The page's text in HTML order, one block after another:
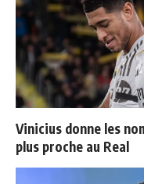
Vinicius donne les
plus proche au Real